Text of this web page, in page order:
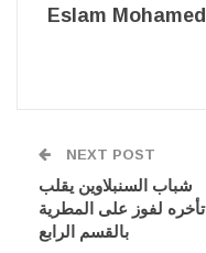
Eslam Mohamed
NEXT POST
شباب السنبلاوين يقلب
تأخره لفوز على المطرية
بالقسم الرابع